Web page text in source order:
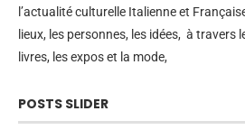
l’actualité culturelle Italienne et
lieux, les personnes, les idées, à travers
livres, les expos et la mode,
POSTS SLIDER